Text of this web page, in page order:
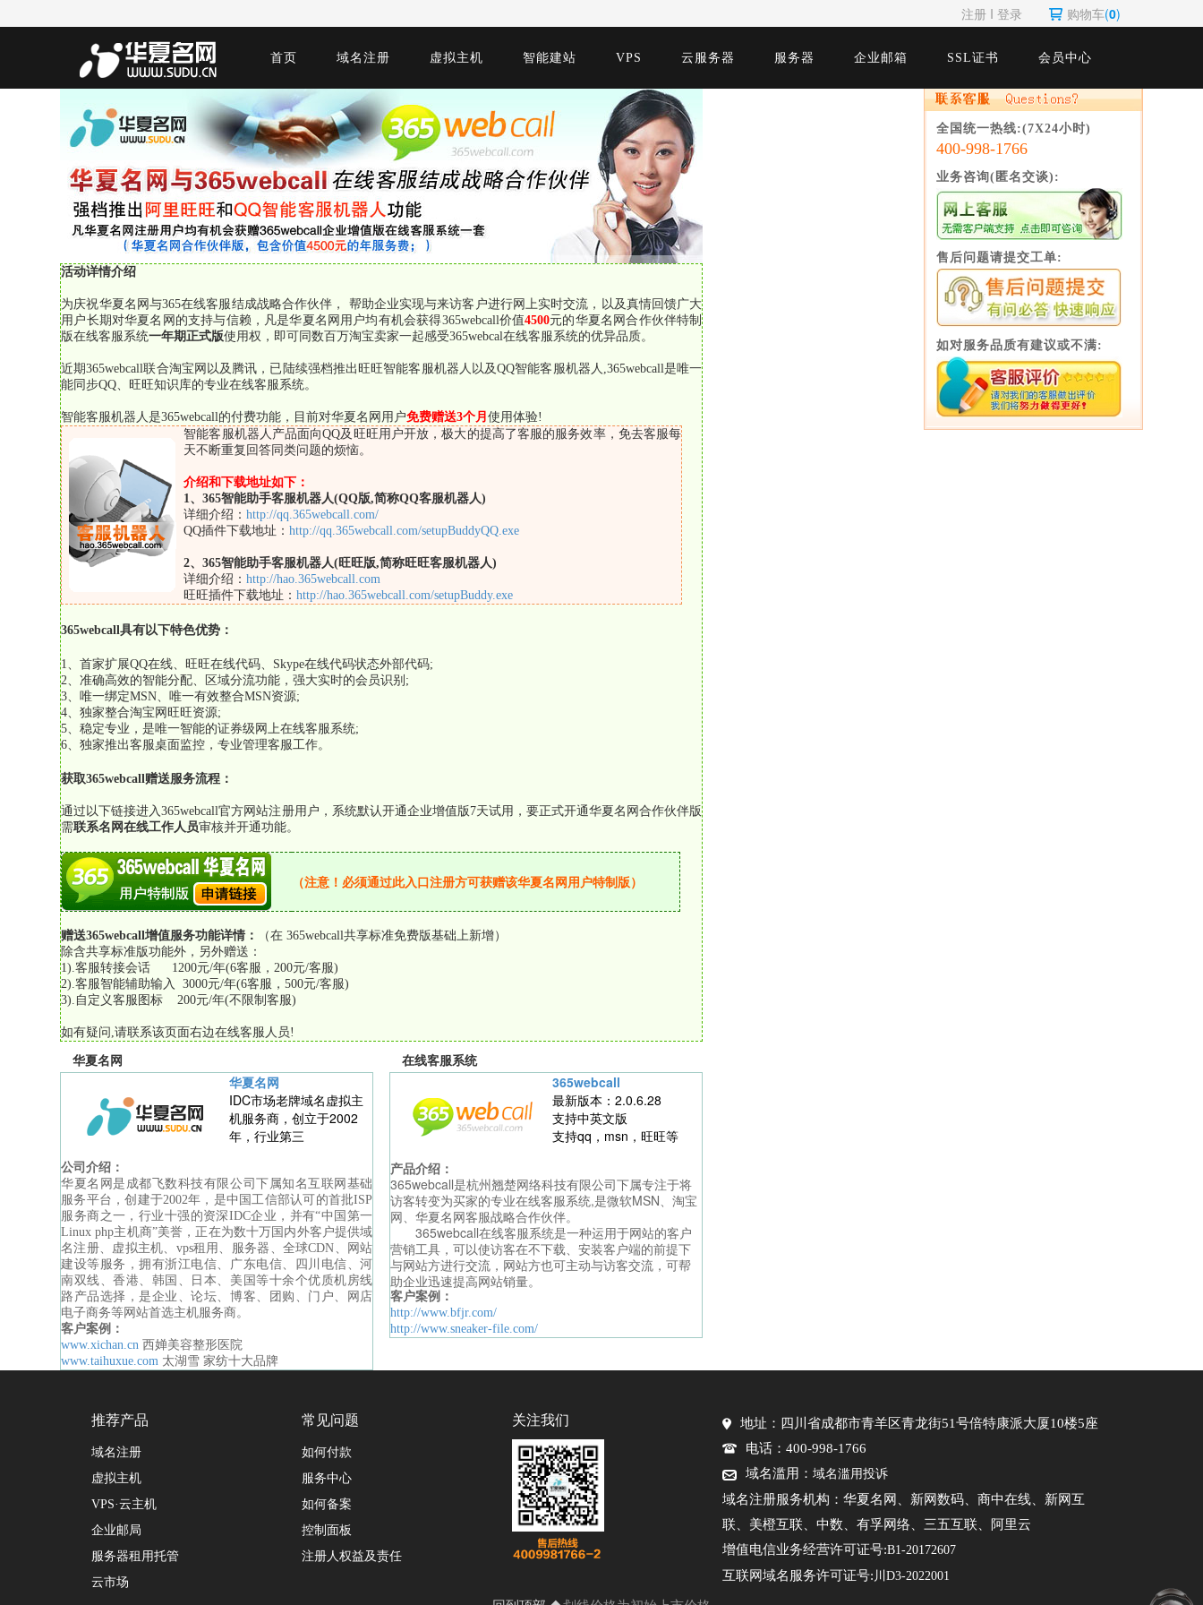
注册 Ι 登录 购物车(0)
首页 域名注册 虚拟主机 智能建站 VPS 云服务器 服务器 企业邮箱 SSL证书 会员中心
活动详情介绍
为庆祝华夏名网与365在线客服结成战略合作伙伴， 帮助企业实现与来访客户进行网上实时交流，以及真情回馈广大
用户长期对华夏名网的支持与信赖，凡是华夏名网用户均有机会获得365webcall价值4500元的华夏名网合作伙伴特制
版在线客服系统一年期正式版使用权，即可同数百万淘宝卖家一起感受365webcal在线客服系统的优异品质。
近期365webcall联合淘宝网以及腾讯，已陆续强档推出旺旺智能客服机器人以及QQ智能客服机器人,365webcall是唯一
能同步QQ、旺旺知识库的专业在线客服系统。
智能客服机器人是365webcall的付费功能，目前对华夏名网用户免费赠送3个月使用体验!
智能客服机器人产品面向QQ及旺旺用户开放，极大的提高了客服的服务效率，免去客服每
天不断重复回答同类问题的烦恼。
介绍和下载地址如下：
1、365智能助手客服机器人(QQ版,简称QQ客服机器人)
详细介绍：http://qq.365webcall.com/
QQ插件下载地址：http://qq.365webcall.com/setupBuddyQQ.exe
2、365智能助手客服机器人(旺旺版,简称旺旺客服机器人)
详细介绍：http://hao.365webcall.com
旺旺插件下载地址：http://hao.365webcall.com/setupBuddy.exe
365webcall具有以下特色优势：
1、首家扩展QQ在线、旺旺在线代码、Skype在线代码状态外部代码;
2、准确高效的智能分配、区域分流功能，强大实时的会员识别;
3、唯一绑定MSN、唯一有效整合MSN资源;
4、独家整合淘宝网旺旺资源;
5、稳定专业，是唯一智能的证券级网上在线客服系统;
6、独家推出客服桌面监控，专业管理客服工作。
获取365webcall赠送服务流程：
通过以下链接进入365webcall官方网站注册用户，系统默认开通企业增值版7天试用，要正式开通华夏名网合作伙伴版
需联系名网在线工作人员审核并开通功能。
（注意！必须通过此入口注册方可获赠该华夏名网用户特制版）
赠送365webcall增值服务功能详情：
（在 365webcall共享标准免费版基础上新增）
除含共享标准版功能外，另外赠送：
1).客服转接会话 1200元/年(6客服，200元/客服)
2).客服智能辅助输入 3000元/年(6客服，500元/客服)
3).自定义客服图标 200元/年(不限制客服)
如有疑问,请联系该页面右边在线客服人员!
华夏名网
华夏名网
IDC市场老牌域名虚拟主
机服务商，创立于2002
年，行业第三
公司介绍：
华夏名网是成都飞数科技有限公司下属知名互联网基础
服务平台，创建于2002年，是中国工信部认可的首批ISP
服务商之一，行业十强的资深IDC企业，并有“中国第一
Linux php主机商”美誉，正在为数十万国内外客户提供域
名注册、虚拟主机、vps租用、服务器、全球CDN、网站
建设等服务，拥有浙江电信、广东电信、四川电信、河
南双线、香港、韩国、日本、美国等十余个优质机房线
路产品选择，是企业、论坛、博客、团购、门户、网店
电子商务等网站首选主机服务商。
客户案例：
www.xichan.cn 西婵美容整形医院
www.taihuxue.com 太湖雪 家纺十大品牌
在线客服系统
365webcall
最新版本：2.0.6.28
支持中英文版
支持qq，msn，旺旺等
产品介绍：
365webcall是杭州翘楚网络科技有限公司下属专注于将
访客转变为买家的专业在线客服系统,是微软MSN、淘宝
网、华夏名网客服战略合作伙伴。
365webcall在线客服系统是一种运用于网站的客户
营销工具，可以使访客在不下载、安装客户端的前提下
与网站方进行交流，网站方也可主动与访客交流，可帮
助企业迅速提高网站销量。
客户案例：
http://www.bfjr.com/
http://www.sneaker-file.com/
全国统一热线:(7X24小时)
400-998-1766
业务咨询(匿名交谈):
售后问题请提交工单:
如对服务品质有建议或不满:
推荐产品
域名注册
虚拟主机
VPS·云主机
企业邮局
服务器租用托管
云市场
常见问题
如何付款
服务中心
如何备案
控制面板
注册人权益及责任
关注我们
地址：四川省成都市青羊区青龙街51号倍特康派大厦10楼5座
电话：400-998-1766
域名滥用： 域名滥用投诉
域名注册服务机构：华夏名网、新网数码、商中在线、新网互
联、美橙互联、中数、有孚网络、三五互联、阿里云
增值电信业务经营许可证号:B1-20172607
互联网域名服务许可证号: 川D3-2022001